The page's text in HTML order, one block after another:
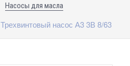
Насосы для масла
Трехвинтовый насос А3 3В 8/63